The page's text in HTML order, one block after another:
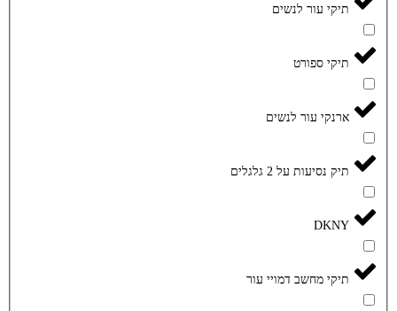
תיקי עור לנשים
תיקי ספורט
ארנקי עור לנשים
תיק נסיעות על 2 גלגלים
DKNY
תיקי מחשב דמויי עור